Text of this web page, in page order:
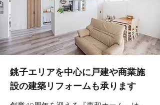
銚子エリアを中心に戸建や商業施
設の建築リフォームも承ります